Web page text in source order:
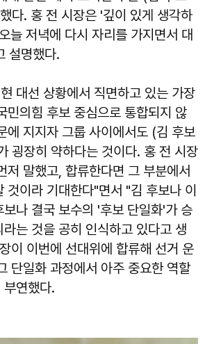
다. 홍 전 시장은 '깊이 있게 생각하
늘 저녁에 다시 자리를 가지면서 대
설명했다.
대선 상황에서 직면하고 있는 가장
민의힘 후보 중심으로 통합되지 않
에 지지자 그룹 사이에서도 (김 후보
굉장히 약하다는 것이다. 홍 전 시장
저 말했고, 합류한다면 그 부분에서
것이라 기대한다"면서 "김 후보나 이
보나 결국 보수의 '후보 단일화'가 승
라는 것을 공히 인식하고 있다고 생
이 이번에 선대위에 합류해 선거 운
단일화 과정에서 아주 중요한 역할
연했다.